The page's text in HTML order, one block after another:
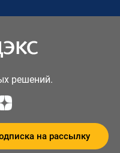
решений.
на рассылку